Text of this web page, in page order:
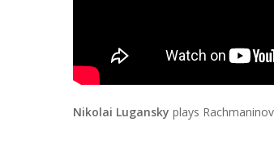
Nikolai Lugansky plays